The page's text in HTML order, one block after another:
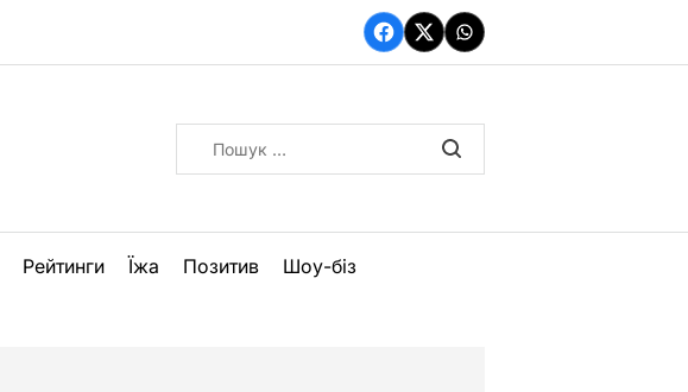
Facebook
TwitterWhatsApp
Рейтинги Їжа Позитив Шоу-біз